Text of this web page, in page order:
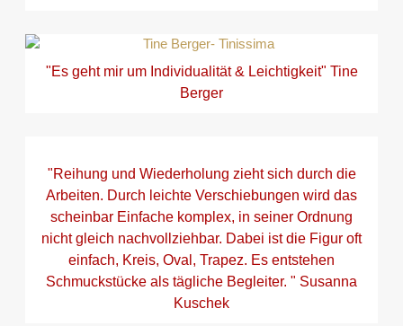
"Es geht mir um Individualität & Leichtigkeit" Tine
Berger
"Reihung und Wiederholung zieht sich durch die
Arbeiten. Durch leichte Verschiebungen wird das
scheinbar Einfache komplex, in seiner Ordnung
nicht gleich nachvollziehbar. Dabei ist die Figur oft
einfach, Kreis, Oval, Trapez. Es entstehen
Schmuckstücke als tägliche Begleiter. " Susanna
Kuschek